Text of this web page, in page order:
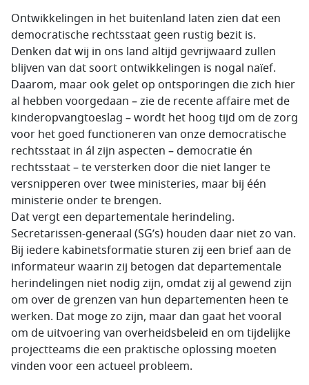
Ontwikkelingen in het buitenland laten zien dat een
democratische rechtsstaat geen rustig bezit is.
Denken dat wij in ons land altijd gevrijwaard zullen
blijven van dat soort ontwikkelingen is nogal naïef.
Daarom, maar ook gelet op ontsporingen die zich hier
al hebben voorgedaan – zie de recente affaire met de
kinderopvangtoeslag – wordt het hoog tijd om de zorg
voor het goed functioneren van onze democratische
rechtsstaat in ál zijn aspecten – democratie én
rechtsstaat – te versterken door die niet langer te
versnipperen over twee ministeries, maar bij één
ministerie onder te brengen.
Dat vergt een departementale herindeling.
Secretarissen-generaal (SG’s) houden daar niet zo van.
Bij iedere kabinetsformatie sturen zij een brief aan de
informateur waarin zij betogen dat departementale
herindelingen niet nodig zijn, omdat zij al gewend zijn
om over de grenzen van hun departementen heen te
werken. Dat moge zo zijn, maar dan gaat het vooral
om de uitvoering van overheidsbeleid en om tijdelijke
projectteams die een praktische oplossing moeten
vinden voor een actueel probleem.